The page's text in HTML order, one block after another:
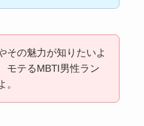
その魅力が知りたいよ
モテるMBTI男性ラン
。